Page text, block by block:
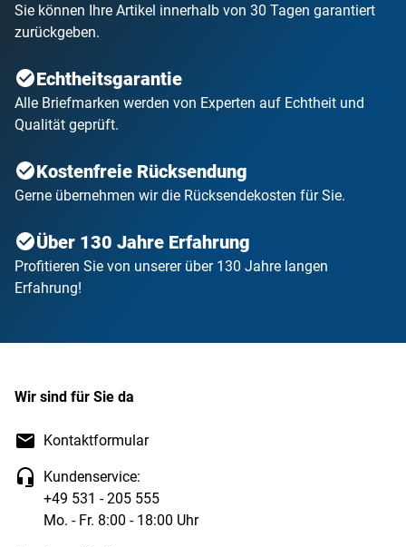
Sie können Ihre Artikel innerhalb von 30 Tagen garantiert
zurückgeben.
Echtheitsgarantie
Alle Briefmarken werden von Experten auf Echtheit und
Qualität geprüft.
Kostenfreie Rücksendung
Gerne übernehmen wir die Rücksendekosten für Sie.
Über 130 Jahre Erfahrung
Profitieren Sie von unserer über 130 Jahre langen
Erfahrung!
Wir sind für Sie da
Kontaktformular
Kundenservice:
+49 531 - 205 555
Mo. - Fr. 8:00 - 18:00 Uhr